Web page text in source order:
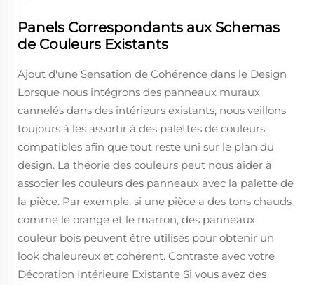
Panels Correspondants aux Schemas
de Couleurs Existants
Ajout d'une Sensation de Cohérence dans le Design
Lorsque nous intégrons des panneaux muraux
cannelés dans des intérieurs existants, nous veillons
toujours à les assortir à des palettes de couleurs
compatibles afin que tout reste uni sur le plan du
design. La théorie des couleurs peut nous aider à
associer les couleurs des panneaux avec la palette de
la pièce. Par exemple, si une pièce a des tons chauds
comme le orange et le marron, des panneaux
couleur bois peuvent être utilisés pour obtenir un
look chaleureux et cohérent. Contraste avec votre
Décoration Intérieure Existante Si vous avez des